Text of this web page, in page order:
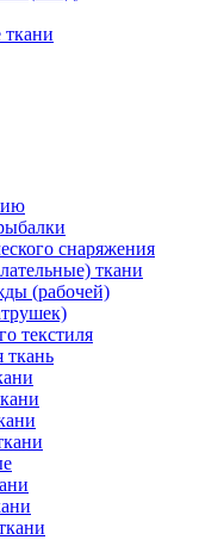
снаряжения
ткани
(рабочей)
текстиля
ткань